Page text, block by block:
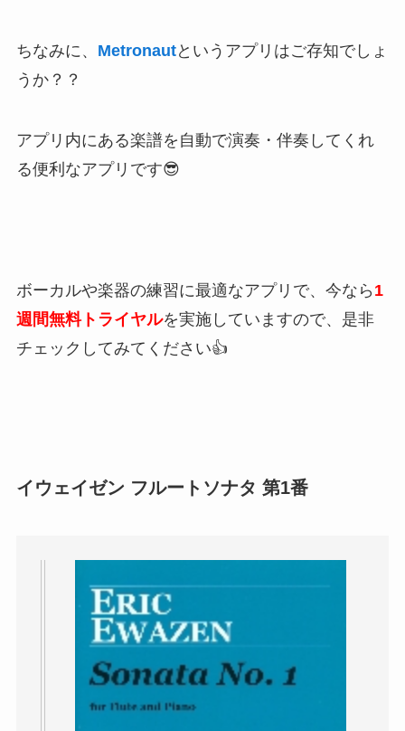
ちなみに、 Metronautというアプリはご存知でしょ
うか？？
アプリ内にある楽譜を自動で演奏・伴奏してくれ
る便利なアプリです😎
ボーカルや楽器の練習に最適なアプリで、今なら 1
週間無料トライヤルを実施していますので、是非
チェックしてみてください👍
イウェイゼン フルートソナタ 第1番